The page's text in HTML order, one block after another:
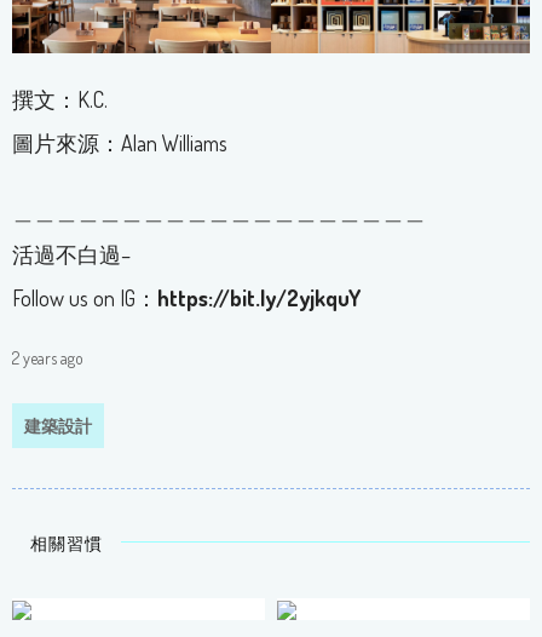
撰文：K.C.
圖片來源：Alan Williams
活過不白過–
Follow us on IG： https://bit.ly/2yjkquY
2 years ago
建築設計
相關習慣